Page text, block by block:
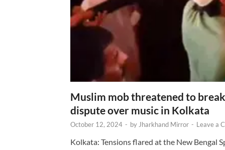
Muslim mob threatened to
dispute over music in Kolkata
October 12, 2024 - byJharkhand Mirror - Leave a
Kolkata: Tensions flared at the New Bengal